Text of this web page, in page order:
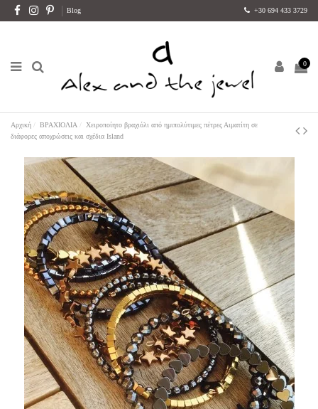
Blog +30 694 433 3729
0
Αρχική ΒΡΑΧΙΟΛΙΑ
Χειροποίητο βραχιόλι από ημιπολύτιμες πέτρες Αιματίτη σε
διάφορες αποχρώσεις και σχέδια Island